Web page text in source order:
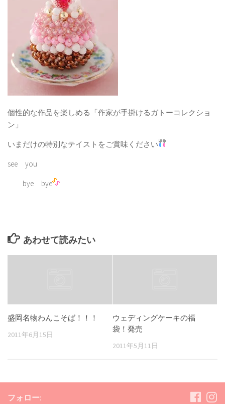
個性的な作品を楽しめる「作家が手掛けるガトーコレクショ
ン」
いまだけの特別なテイストをご賞味ください
see you
bye bye
あわせて読みたい
盛岡名物わんこそば！！！
2011年6月15日
ウェディングケーキの福
袋！発売
2011年5月11日
フォロー: